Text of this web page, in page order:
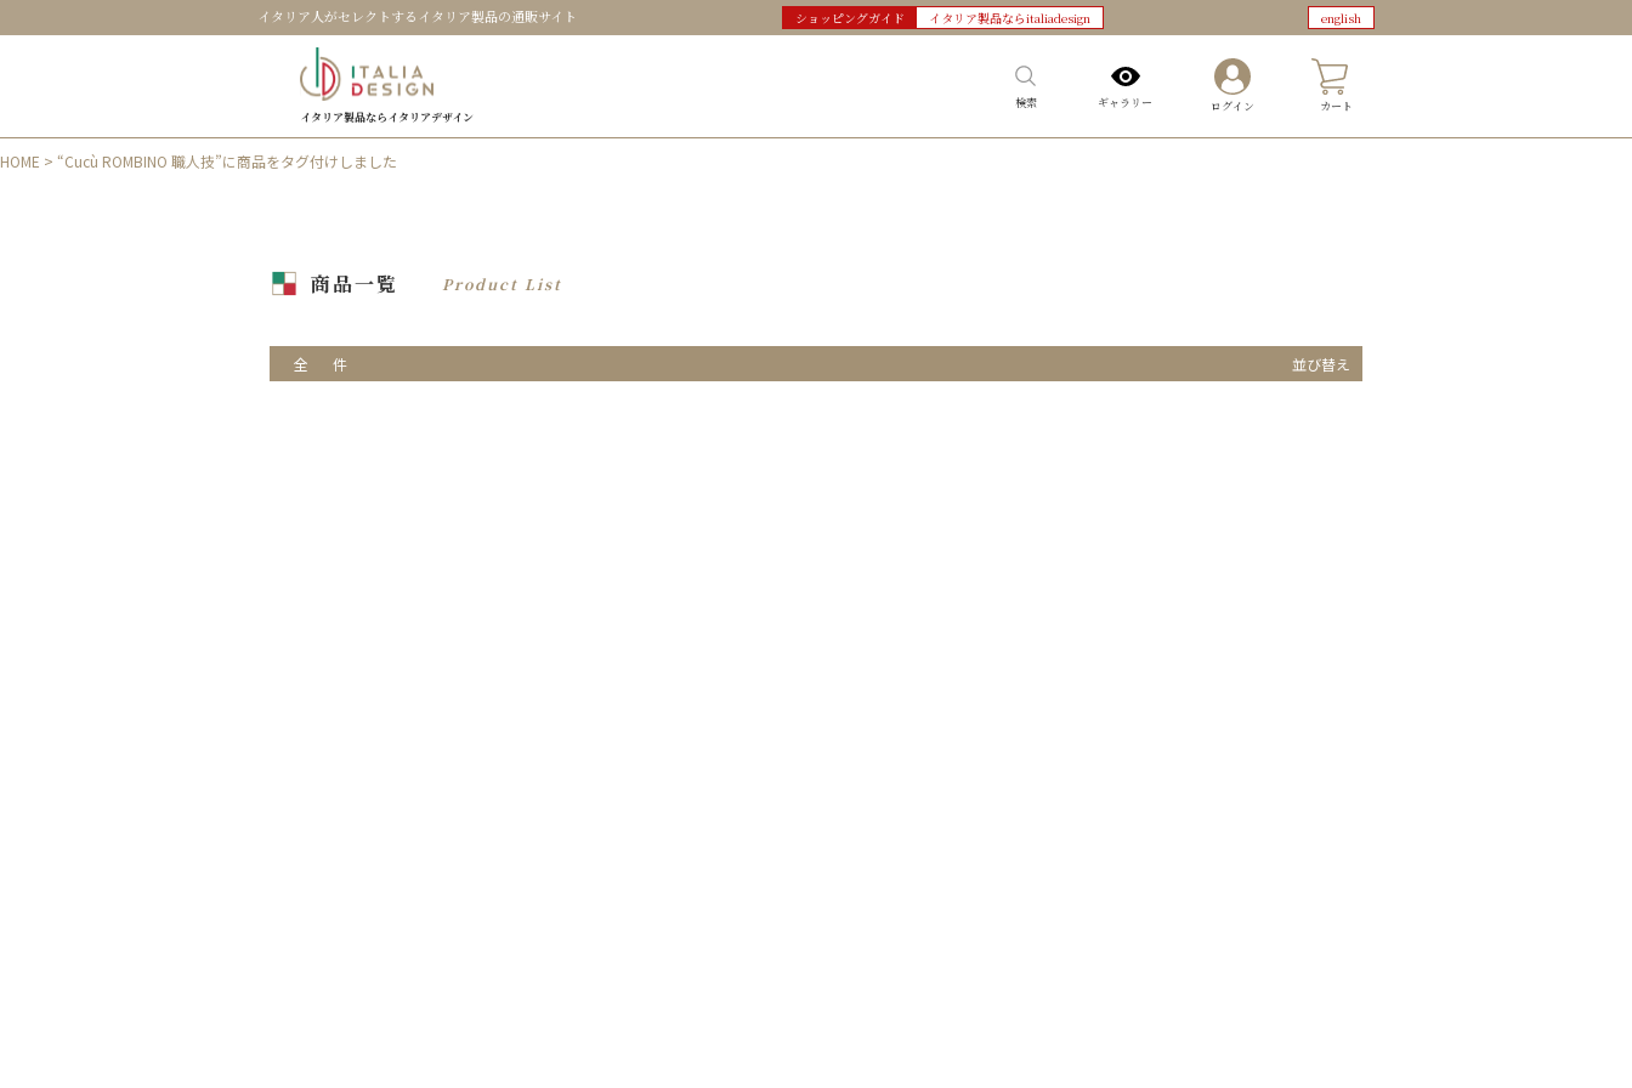
イタリア人がセレクトするイタリア製品の通販サイト ショッピングガイド イタリア製品ならitaliadesign english
イタリア製品ならイタリアデザイン
検索 ギャラリー ログイン カート
HOME > “Cucù ROMBINO 職人技”に商品をタグ付けしました
商品一覧 Product List
全 件 並び替え